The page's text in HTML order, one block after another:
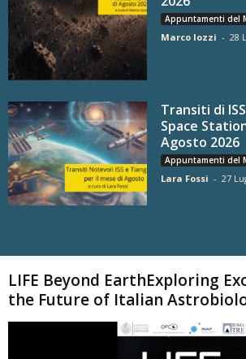
Appuntamenti del
Marco Iozzi - 28
Transiti di
Space
Agosto 2026
Appuntamenti del
Lara Fossi - 27
LIFE Beyond EarthExploring
the Future of Italian